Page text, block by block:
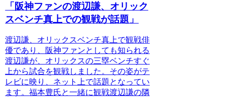
「阪神ファンの渡辺謙、オリック
スベンチ真上での観戦が話題」
渡辺謙、オリックスベンチ真上で観戦俳
優であり、阪神ファンとしても知られる
渡辺謙が、オリックスの三塁ベンチすぐ
上から試合を観戦しました。その姿がテ
レビに映り、ネット上で話題となってい
ます。福本豊氏と一緒に観戦渡辺謙の隣